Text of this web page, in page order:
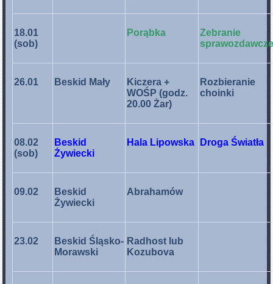
18.01
(sob)
Porąbka
Zebranie
26.01 Beskid Mały
Kiczera +
WOŚP (godz.
20.00 Żar)
Rozbieranie
choinki
08.02
(sob)
Beskid
Żywiecki
Hala Lipowska Droga Światła
09.02
Beskid
Żywiecki
Abrahamów
23.02
Beskid Śląsko-
Morawski
Radhost lub
Kozubova